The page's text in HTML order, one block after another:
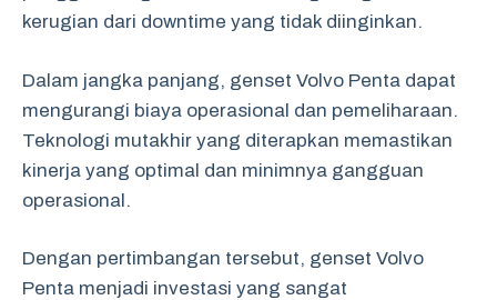
kerugian dari downtime yang tidak diinginkan.
Dalam jangka panjang, genset Volvo Penta dapat
mengurangi biaya operasional dan pemeliharaan.
Teknologi mutakhir yang diterapkan memastikan
kinerja yang optimal dan minimnya gangguan
operasional.
Dengan pertimbangan tersebut, genset Volvo
Penta menjadi investasi yang sangat